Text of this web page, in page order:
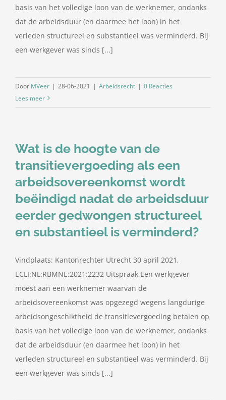
basis van het volledige loon van de werknemer, ondanks
dat de arbeidsduur (en daarmee het loon) in het
verleden structureel en substantieel was verminderd. Bij
een werkgever was sinds [...]
Door MVeer | 28-06-2021 | Arbeidsrecht | 0 Reacties
Lees meer
Wat is de hoogte van de
transitievergoeding als een
arbeidsovereenkomst wordt
beëindigd nadat de arbeidsduur
eerder gedwongen structureel
en substantieel is verminderd?
Vindplaats: Kantonrechter Utrecht 30 april 2021,
ECLI:NL:RBMNE:2021:2232 Uitspraak Een werkgever
moest aan een werknemer waarvan de
arbeidsovereenkomst was opgezegd wegens langdurige
arbeidsongeschiktheid de transitievergoeding betalen op
basis van het volledige loon van de werknemer, ondanks
dat de arbeidsduur (en daarmee het loon) in het
verleden structureel en substantieel was verminderd. Bij
een werkgever was sinds [...]